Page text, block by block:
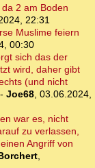
2 am Boden
22:31
Muslime feiern
00:30
sich das der
wird, daher gibt
(und nicht
- Joe68, 03.06.2024,
war es, nicht
zu verlassen,
Angriff von
,